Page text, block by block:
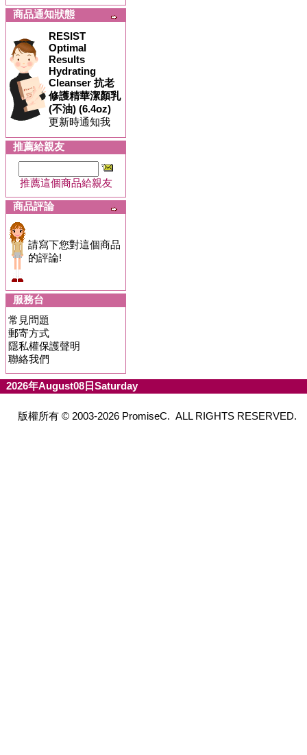
商品通知狀態
RESIST
Optimal
Results
Hydrating
Cleanser 抗老
修護精華潔顏乳
(不油) (6.4oz)
更新時通知我
推薦給親友
推薦這個商品給親友
商品評論
請寫下您對這個商品
的評論!
服務台
常見問題
郵寄方式
隱私權保護聲明
聯絡我們
2026年August08日Saturday
版權所有 © 2003-2026 PromiseC. ALL RIGHTS RESERVED.